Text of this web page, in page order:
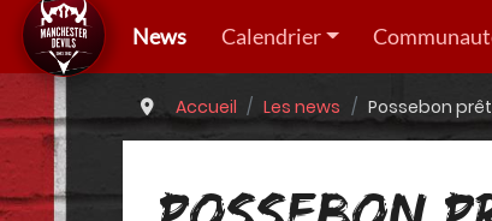
News Calendrier
Accueil Les news Possebon